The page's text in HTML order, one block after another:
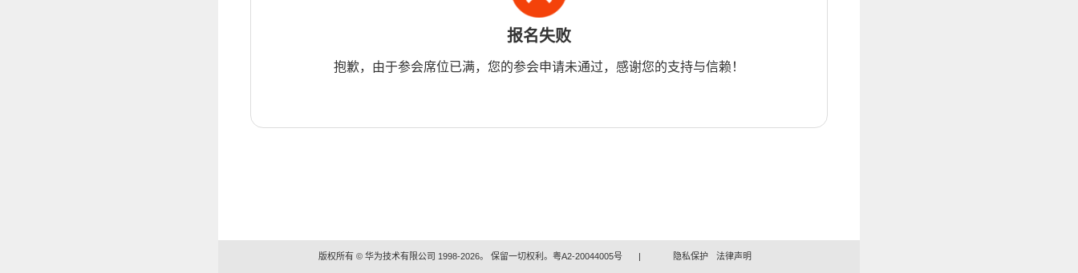
报名失败
抱歉，由于参会席位已满，您的参会申请未通过，感谢您的支持与信赖！
版权所有 © 华为技术有限公司 1998-2026。 保留一切权利。粤A2-20044005号 | 隐私保护 法律声明